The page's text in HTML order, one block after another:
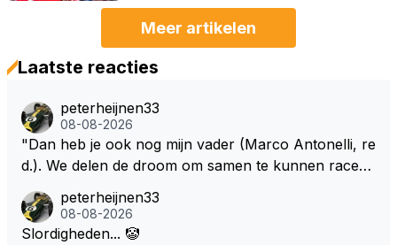
Meer artikelen
Laatste reacties
peterheijnen33
08-08-2026
"Dan heb je ook nog mijn vader (Marco Antonelli, re
d.). We delen de droom om samen te kunnen racen i
out die droom met Kimi en Marco én Max én Jos? ;)
peterheijnen33
08-08-2026
Slordigheden... 🤡